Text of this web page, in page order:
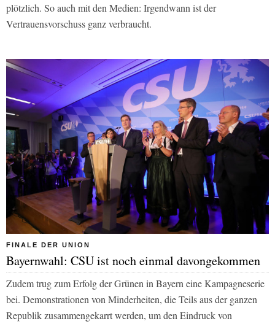
plötzlich. So auch mit den Medien: Irgendwann ist der
Vertrauensvorschuss ganz verbraucht.
FINALE DER UNION
Bayernwahl: CSU ist noch einmal davongekommen
Zudem trug zum Erfolg der Grünen in Bayern eine Kampagneserie
bei. Demonstrationen von Minderheiten, die Teils aus der ganzen
Republik zusammengekarrt werden, um den Eindruck von